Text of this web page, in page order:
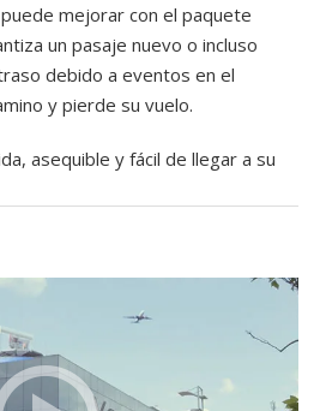
mejorar con el paquete
un pasaje nuevo o incluso
debido a eventos en el
y pierde su vuelo.
asequible y fácil de llegar a su